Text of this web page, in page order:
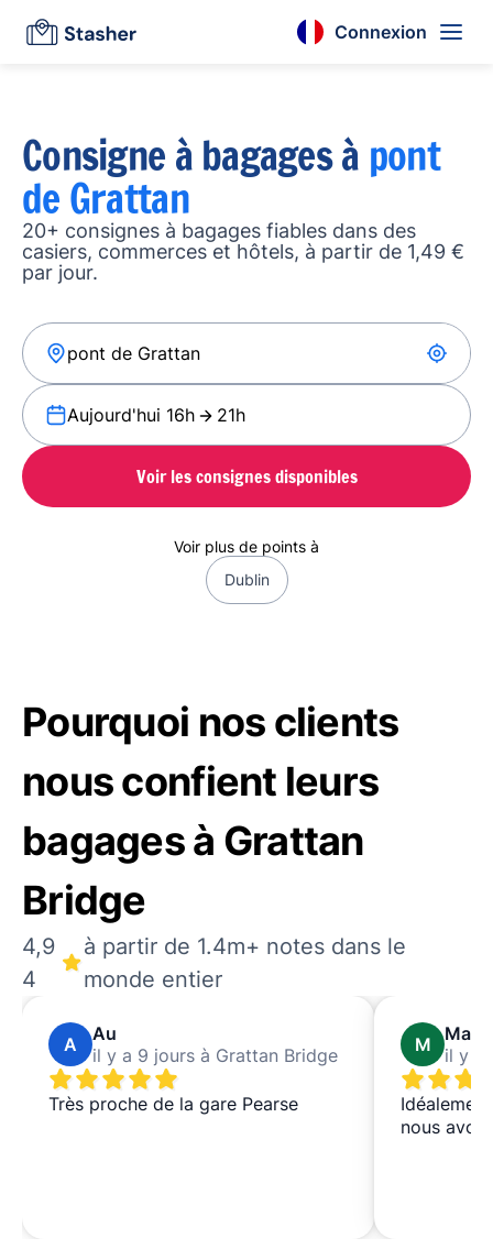
Connexion
Consigne à bagages à pont
de Grattan
20+ consignes à bagages fiables dans des
casiers, commerces et hôtels, à partir de 1,49 €
par jour.
Aujourd'hui 16h 21h
Voir les consignes disponibles
Voir plus de points à
Dublin
Pourquoi nos clients
nous confient leurs
bagages à Grattan
Bridge
4,9
4
à partir de 1.4m+ notes dans le
monde entier
A
Au
il y a 9 jours à Grattan Bridge
Très proche de la gare Pearse
M
Mark
il y a
nous